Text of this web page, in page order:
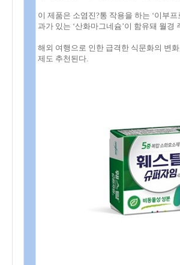
이 제품은 소염진?통 작용을 하는 ‘이부
과가 있는 ‘산화마그네슘’이 함유돼 월
해외 여행으로 인한 급격한 식문화의 변
제도 추천된다.